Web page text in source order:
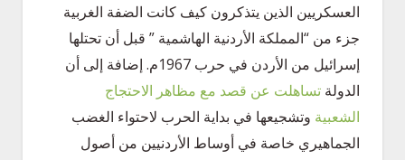
العسكريين الذين يتذكرون كيف كانت الضفة الغربية
جزء من “المملكة الأردنية الهاشمية ” قبل أن تحتلها
إسرائيل من الأردن في حرب 1967م. إضافة إلى أن
الدولة تساهلت عن قصد مع مظاهر الاحتجاج
الشعبية وتشجيعها في بداية الحرب لاحتواء الغضب
الجماهيري خاصة في أوساط الأردنيين من أصول